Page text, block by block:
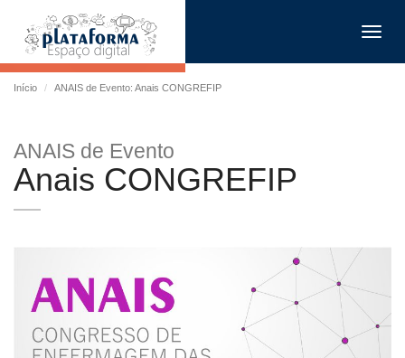
Início ANAIS de Evento: Anais CONGREFIP
ANAIS de Evento
Anais CONGREFIP